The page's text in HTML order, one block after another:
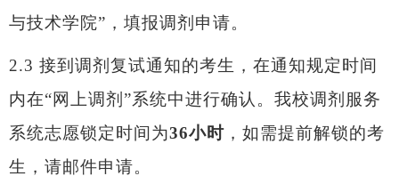
与技术学院”， 填报调剂申请。
2.3 接到调剂复试通知的考生，在通知规定时间
内在“网上调剂”系统中进行确认。 我校调剂服务
系统志愿锁定时间为36小时 ， 如需提前解锁的考
生，请邮件申请。